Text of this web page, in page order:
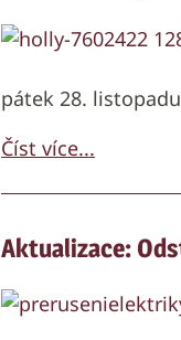
pátek 28.
Číst více...
Aktualizace: